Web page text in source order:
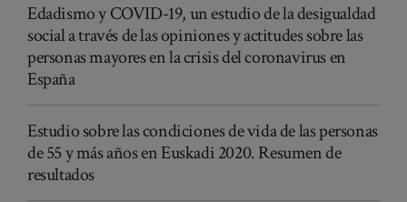
Edadismo y COVID-19, un estudio de la desigualdad
social a través de las opiniones y actitudes sobre las
personas mayores en la crisis del coronavirus en
España
Estudio sobre las condiciones de vida de las personas
de 55 y más años en Euskadi 2020. Resumen de
resultados